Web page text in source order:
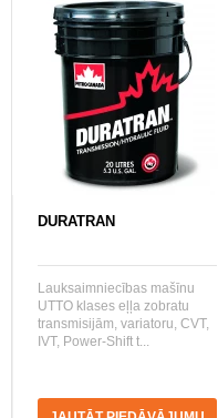
DURATRAN
Lauksaimniecības mašīnu
UTTO klases eļļa zobratu
transmisijām, variatoru, CVT,
IVT, Power-Shift t...